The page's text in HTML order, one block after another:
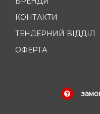
КОНТАКТИ
ТЕНДЕРНИЙ ВІДДІЛ
ОФЕРТА